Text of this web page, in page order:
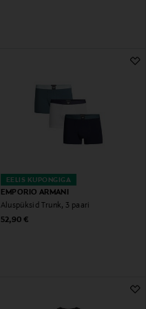
EELIS KUPONGIGA
EMPORIO ARMANI
Aluspüksid Trunk, 3 paari
Original Price
52,90 €